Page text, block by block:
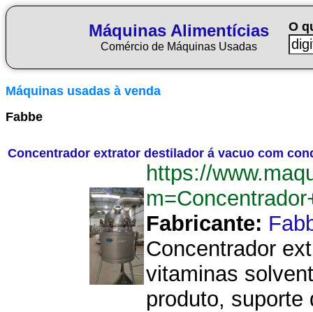
Máquinas Alimentícias
Comércio de Máquinas Usadas
O
Máquinas usadas à venda
Fabbe
Concentrador extrator destilador á vacuo com
https://
Fabricante:
Concentrador
vitaminas
produto, suporte